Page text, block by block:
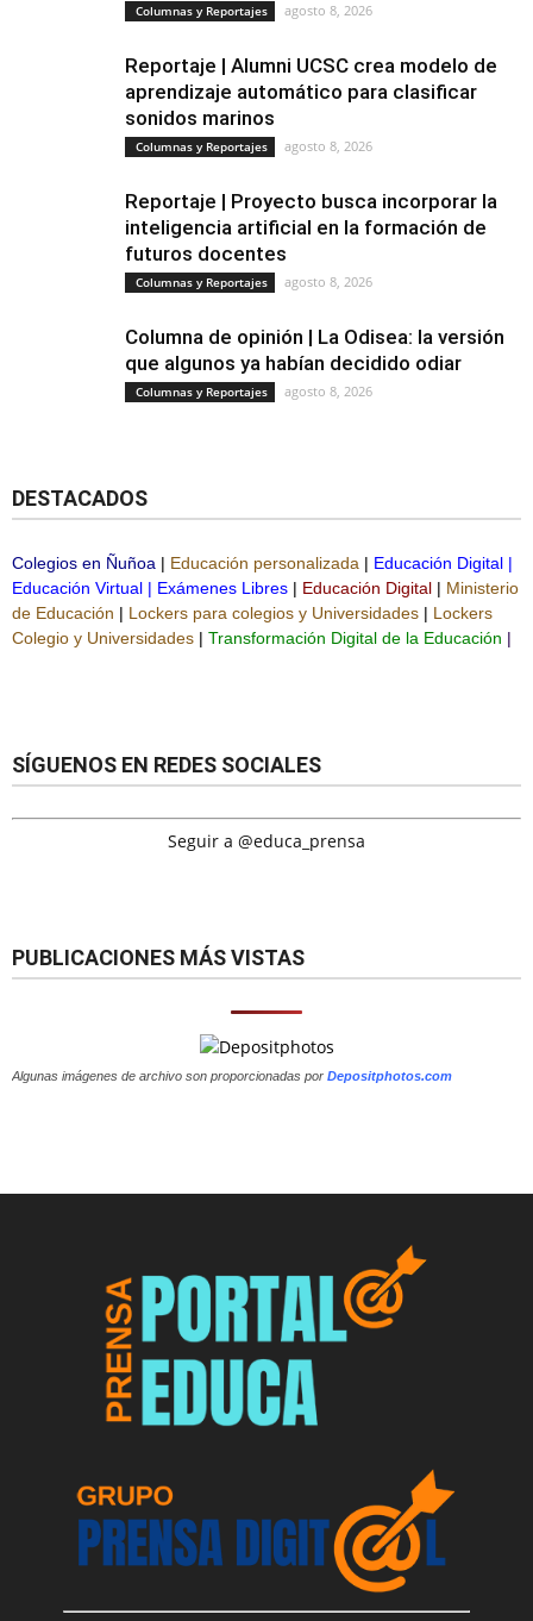
Columnas y Reportajes agosto 8, 2026
Reportaje | Alumni UCSC crea modelo de
aprendizaje automático para clasificar
sonidos marinos
Columnas y Reportajes agosto 8, 2026
Reportaje | Proyecto busca incorporar la
inteligencia artificial en la formación de
futuros docentes
Columnas y Reportajes agosto 8, 2026
Columna de opinión | La Odisea: la versión
que algunos ya habían decidido odiar
Columnas y Reportajes agosto 8, 2026
DESTACADOS
Colegios en Ñuñoa | Educación personalizada | Educación Digital |
Educación Virtual | Exámenes Libres | Educación Digital | Ministerio
de Educación | Lockers para colegios y Universidades | Lockers
Colegio y Universidades | Transformación Digital de la Educación |
SÍGUENOS EN REDES SOCIALES
Seguir a @educa_prensa
PUBLICACIONES MÁS VISTAS
Algunas imágenes de archivo son proporcionadas por Depositphotos.com